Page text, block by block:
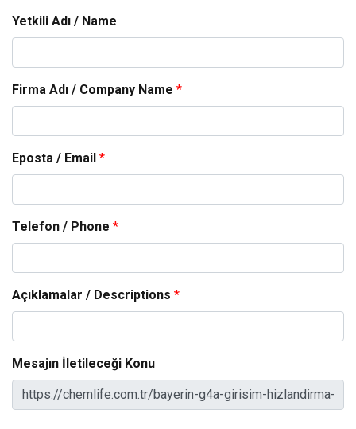
Yetkili Adı / Name
Firma Adı / Company Name *
Eposta / Email *
Telefon / Phone *
Açıklamalar / Descriptions *
Mesajın İletileceği Konu